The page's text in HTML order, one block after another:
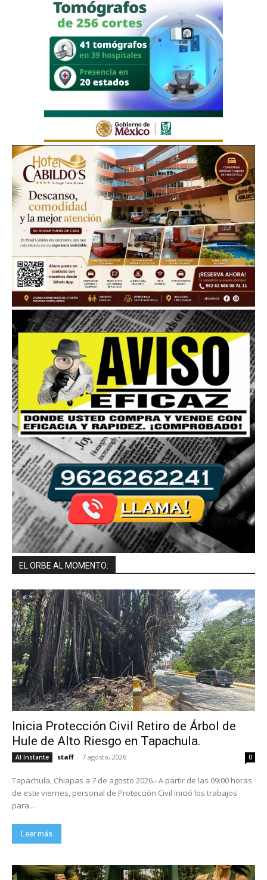
EL ORBE AL MOMENTO:
Inicia Protección Civil Retiro de Árbol de
Hule de Alto Riesgo en Tapachula.
Al Instante staff - 7 agosto, 2026 0
Tapachula, Chiapas a 7 de agosto 2026.- A partir de las 09:00 horas
de este viernes, personal de Protección Civil inició los trabajos
para...
Leer más